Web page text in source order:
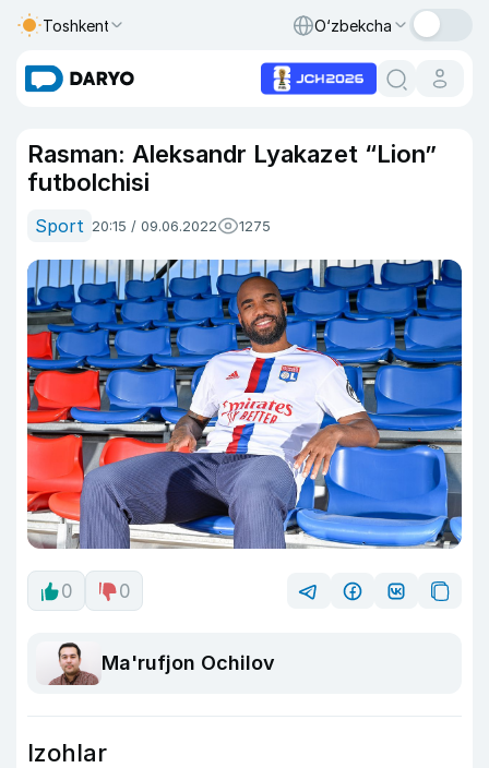
Toshkent O‘zbekcha
Rasman: Aleksandr Lyakazet “Lion”
futbolchisi
Sport 20:15 / 09.06.2022 1275
0 0
Ma'rufjon Ochilov
Izohlar